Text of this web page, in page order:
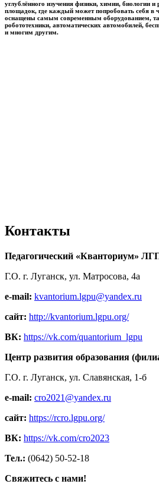
углублённого изучения физики, химии, биологии и
площадок, где каждый может попробовать себя
оснащены самым современным оборудованием,
робототехники, автоматических автомобилей,
и многим другим.
Контакты
Педагогический «Кванториум»
Г.О. г. Луганск, ул. Матросова, 4а
e-mail: kvantorium.lgpu@yandex.ru
сайт: http://kvantorium.lgpu.org/
ВК: https://vk.com/quantorium_lgpu
Центр развития образования
Г.О. г. Луганск, ул. Славянская, 1-б
e-mail: cro2021@yandex.ru
сайт: https://rcro.lgpu.org/
ВК: https://vk.com/cro2023
Тел.: (0642) 50-52-18
Свяжитесь с нами!